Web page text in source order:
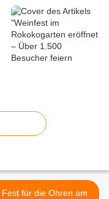
Fest für die Ohren am